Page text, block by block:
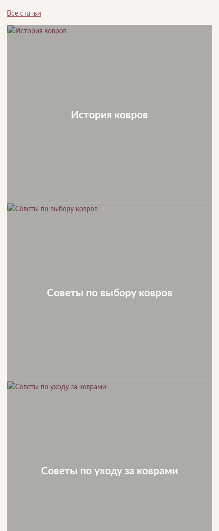
Все статьи
История ковров
Советы по выбору ковров
Советы по уходу за коврами